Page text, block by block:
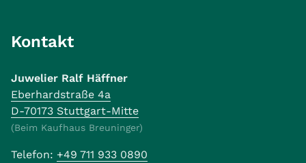
Kontakt
Juwelier Ralf Häffner
Eberhardstraße 4a
D-70173 Stuttgart-Mitte
(Beim Kaufhaus Breuninger)
Telefon: +49 711 933 0890